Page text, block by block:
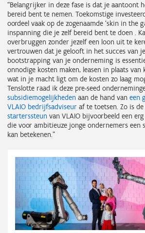
“Belangrijker in deze fase is dat je aantoont
bereid bent te nemen. Toekomstige
oordeel vaak op de zogenaamde ‘skin in the
inspanning die je zelf bereid bent te doen .
overbruggen zonder jezelf een loon uit te
vertrouwen dat je gelooft in het succes van
bootstrapping van je onderneming is
onnodige kosten maken, leasen in plaats van
wat in je macht ligt om de kosten zo laag
Tenslotte raad ik deze pre-seed
subsidiemogelijkheden aan de hand van een
VLAIO bedrijfsadviseur af te toetsen. Zo is de
starterssteun van VLAIO bijvoorbeeld een
die voor ambitieuze jonge ondernemers een
kan betekenen.”